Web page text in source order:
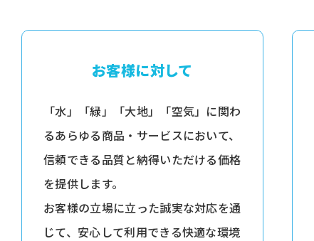
お客様に対して
「水」「緑」「大地」「空気」に関わ
るあらゆる商品・サービスにおいて、
信頼できる品質と納得いただける価格
を提供します。
お客様の立場に立った誠実な対応を通
じて、安心して利用できる快適な環境